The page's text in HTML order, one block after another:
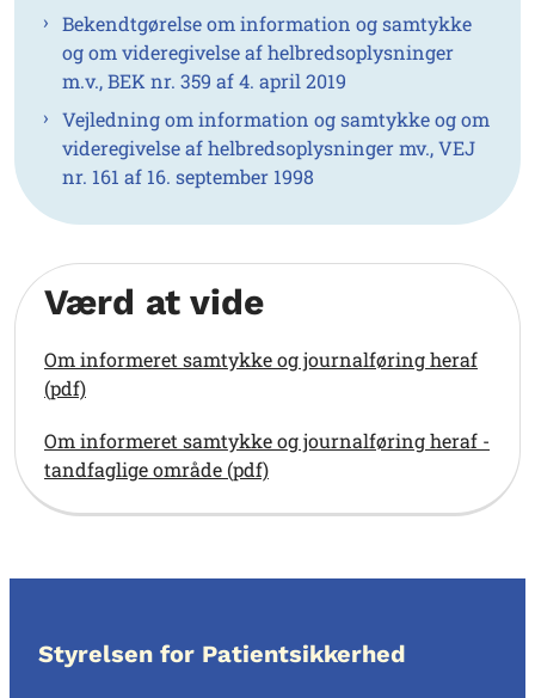
Bekendtgørelse om information og samtykke
og om videregivelse af helbredsoplysninger
m.v., BEK nr. 359 af 4. april 2019
Vejledning om information og samtykke og om
videregivelse af helbredsoplysninger mv., VEJ
nr. 161 af 16. september 1998
Værd at vide
Om informeret samtykke og journalføring heraf
(pdf)
Om informeret samtykke og journalføring heraf -
tandfaglige område (pdf)
Styrelsen for Patientsikkerhed